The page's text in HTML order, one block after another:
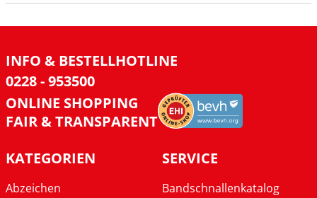
INFO & BESTELLHOTLINE
0228 - 953500
ONLINE SHOPPING
FAIR & TRANSPARENT
KATEGORIEN
Abzeichen
SERVICE
Bandschnallenkatalog